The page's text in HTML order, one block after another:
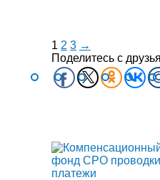
1 2 3 →
Поделитесь с